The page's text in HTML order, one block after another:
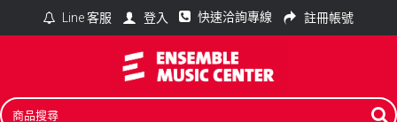
Line 客服 登入 快速洽詢專線 註冊帳號